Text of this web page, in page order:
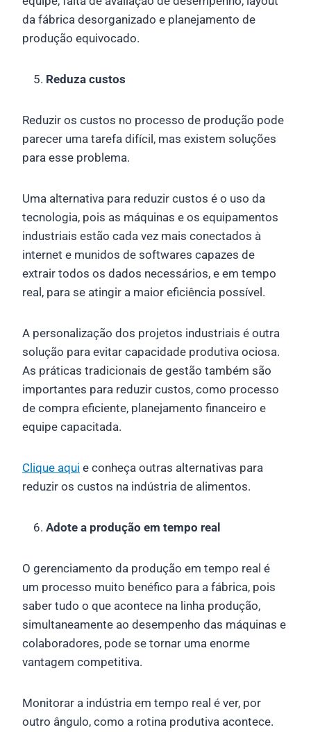
da fábrica desorganizado e planejamento de
produção equivocado.
Reduza custos
Reduzir os custos no processo de produção pode
parecer uma tarefa difícil, mas existem soluções
para esse problema.
Uma alternativa para reduzir custos é o uso da
tecnologia, pois as máquinas e os equipamentos
industriais estão cada vez mais conectados à
internet e munidos de softwares capazes de
extrair todos os dados necessários, e em tempo
real, para se atingir a maior eficiência possível.
A personalização dos projetos industriais é outra
solução para evitar capacidade produtiva ociosa.
As práticas tradicionais de gestão também são
importantes para reduzir custos, como processo
de compra eficiente, planejamento financeiro e
equipe capacitada.
Clique aqui e conheça outras alternativas para
reduzir os custos na indústria de alimentos.
Adote a produção em tempo real
O gerenciamento da produção em tempo real é
um processo muito benéfico para a fábrica, pois
saber tudo o que acontece na linha produção,
simultaneamente ao desempenho das máquinas e
colaboradores, pode se tornar uma enorme
vantagem competitiva.
Monitorar a indústria em tempo real é ver, por
outro ângulo, como a rotina produtiva acontece.